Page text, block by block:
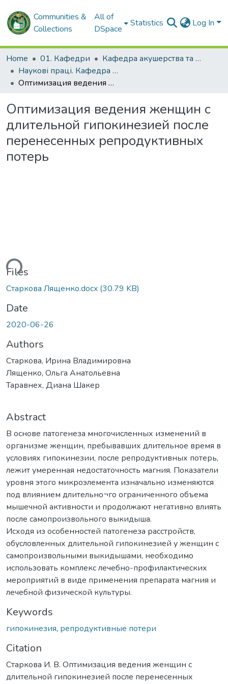
Communities &
Collections
All of
DSpace
Statistics Log In
Home 01. Кафедри
Кафедра акушерства та гінекології № 2
Наукові праці. Кафедра акушерства та гінекології № 2
Оптимизация ведения женщин с длительной гипокинезией после перенесенных репродуктивных потерь
Оптимизация ведения женщин с
длительной гипокинезией после
перенесенных репродуктивных
потерь
Files
Старкова Лященко.docx (30.79 KB)
Date
2020-06-26
Authors
Старкова, Ирина Владимировна
Лященко, Ольга Анатольевна
Таравнех, Диана Шакер
Abstract
В основе патогенеза многочисленных изменений в
организме женщин, пребывавших длительное время в
условиях гипокинезии, после репродуктивных потерь,
лежит умеренная недостаточность магния. Показатели
уровня этого микроэлемента изначально изменяются
под влиянием длительно¬го ограниченного объема
мышечной активности и продолжают негативно влиять
после самопроизвольного выкидыша.
Исходя из особенностей патогенеза расстройств,
обусловленных длительной гипокинезией у женщин с
самопроизвольными выкидышами, необходимо
использовать комплекс лечебно-профилактических
мероприятий в виде применения препарата магния и
лечебной физической культуры.
Keywords
гипокинезия, репродуктивные потери
Citation
Старкова И. В. Оптимизация ведения женщин с
длительной гипокинезией после перенесенных